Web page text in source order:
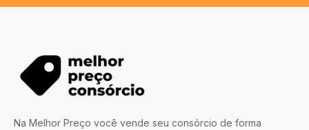
Na Melhor Preço você vende seu consórcio de forma